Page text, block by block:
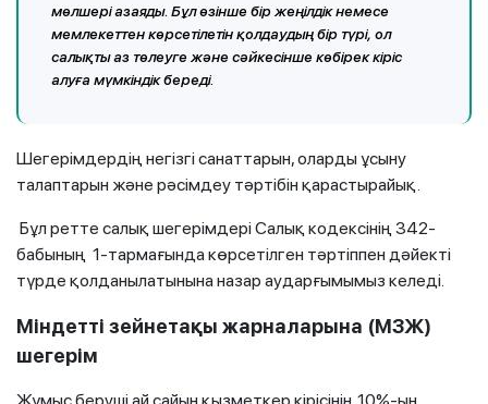
мөлшері азаяды. Бұл өзінше бір жеңілдік немесе
мемлекеттен көрсетілетін қолдаудың бір түрі, ол
салықты аз төлеуге және сәйкесінше көбірек кіріс
алуға мүмкіндік береді.
Шегерімдердің негізгі санаттарын, оларды ұсыну
талаптарын және рәсімдеу тәртібін қарастырайық.
Бұл ретте салық шегерімдері Салық кодексінің 342-
бабының 1-тармағында көрсетілген тәртіппен дәйекті
түрде қолданылатынына назар аударғымымыз келеді.
Міндетті зейнетақы жарналарына (МЗЖ)
шегерім